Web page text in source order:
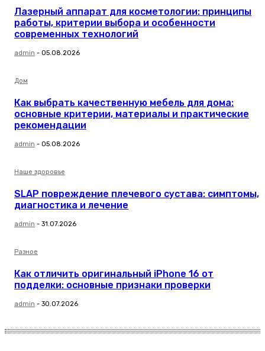
Лазерный аппарат для косметологии: принципы
работы, критерии выбора и особенности
современных технологий
admin - 05.08.2026
Дом
Как выбрать качественную мебель для дома:
основные критерии, материалы и практические
рекомендации
admin - 05.08.2026
Наше здоровье
SLAP повреждение плечевого сустава: симптомы,
диагностика и лечение
admin - 31.07.2026
Разное
Как отличить оригинальный iPhone 16 от
подделки: основные признаки проверки
admin - 30.07.2026